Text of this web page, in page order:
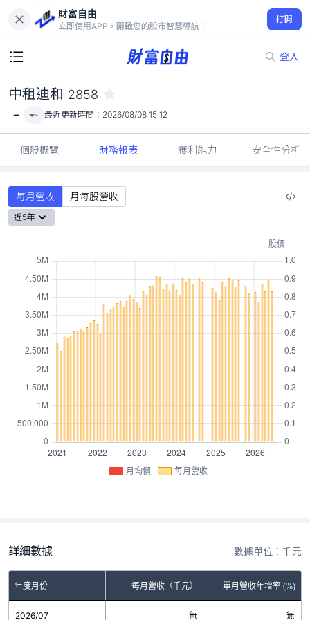
財富自由
立即使用APP，開啟您的股市智慧導航！
打開
登入
-
中租迪和 2858
- - 最近更新時間： 2026/08/08 15:12
個股概覽 財務報表 獲利能力 安全性分析
每月營收 月每股營收
近5年
月均價 每月營收
詳細數據 數據單位：千元
年度月份 每月營收（千元） 單月營收年增率 (%)
2026/07 無 無